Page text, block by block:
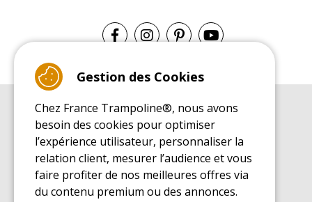
GUIDE D'ACHAT
Guide d'achat pour les trampolines de loisirs
GUIDE DE MONTAGE
Guide de montage pour les trampolines de loisirs
GUIDE D'ENTRETIEN
Guide d'entretien des trampolines de loisirs
Gestion des Cookies
Chez France Trampoline®, nous avons
besoin des cookies pour optimiser
l’expérience utilisateur, personnaliser la
relation client, mesurer l’audience et vous
faire profiter de nos meilleures offres via
du contenu premium ou des annonces.